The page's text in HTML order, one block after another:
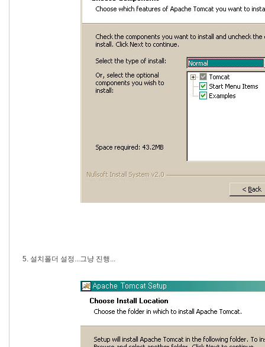
5. 설치폴더 설정...그냥 진행...